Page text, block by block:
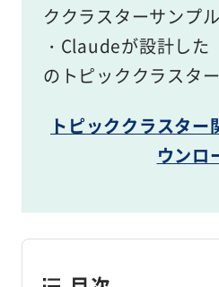
ククラスターサンプ
・Claudeが設計した
のトピッククラスタ
トピッククラスタ
ウンロ